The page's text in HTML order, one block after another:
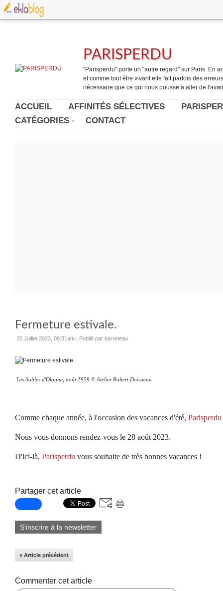
PARISPERDU
"Parisperdu" porte un "autre regard" sur Paris. En
et comme tout être vivant elle fait parfois des
nécessaire que ce qui nous pousse à aller de
ACCUEIL AFFINITÉS SÉLECTIVES
CATÉGORIES
CONTACT
Fermeture estivale.
25 Juillet 2023, 08:31am | Publié par barreteau
Les Sables d'Olonne, août 1959 © Atelier Robert Doisneau
Comme chaque année, à l'occasion des vacances d'été, Parisperdu
Nous vous donnons rendez-vous le 28 août 2023.
D'ici-là, Parisperdu vous souhaite de très bonnes vacances !
Partager cet article
S'inscrire à la newsletter
« Article précédent
Commenter cet article